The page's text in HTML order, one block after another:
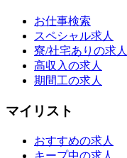
お仕事検索
スペシャル求人
寮/社宅ありの求人
高収入の求人
期間工の求人
マイリスト
おすすめの求人
キープ中の求人